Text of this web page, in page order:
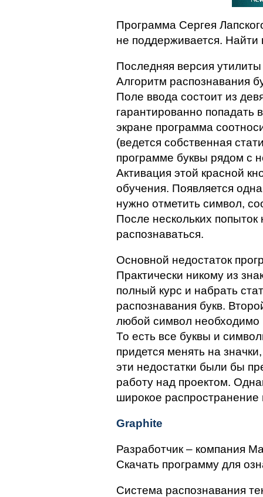
Программа Сергея
не поддерживается.
Последняя версия
Алгоритм распознавания
Поле ввода состоит из
гарантированно
экране программа
(ведется собственная
программе буквы рядом с
Активация этой красной
обучения. Появляется
нужно отметить символ,
После нескольких
распознаваться.
Основной недостаток
Практически никому из
полный курс и набрать
распознавания букв.
любой символ необходимо
То есть все буквы и
придется менять на
эти недостатки были бы
работу над проектом.
широкое
Graphite
Разработчик – компания
Скачать программу для
Система распознавания